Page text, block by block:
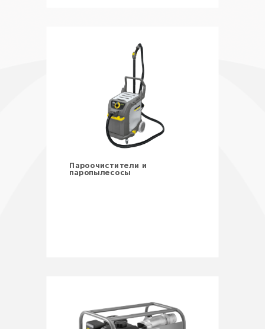
Пароочистители и
паропылесосы